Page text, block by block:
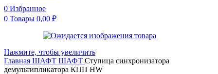
0 Избранное
0 Товары 0,00 ₽
Нажмите, чтобы увеличить
Главная ШАФТ ШАФТ Ступица синхронизатора
демультипликатора КПП HW